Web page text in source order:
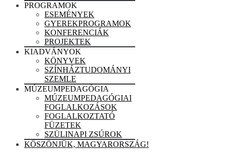
PROGRAMOK
ESEMÉNYEK
GYEREKPROGRAMOK
KONFERENCIÁK
PROJEKTEK
KIADVÁNYOK
KÖNYVEK
SZÍNHÁZTUDOMÁNYI
SZEMLE
MÚZEUMPEDAGÓGIA
MÚZEUMPEDAGÓGIAI
FOGLALKOZÁSOK
FOGLALKOZTATÓ
FÜZETEK
SZÜLINAPI ZSÚROK
KÖSZÖNJÜK, MAGYARORSZÁG!